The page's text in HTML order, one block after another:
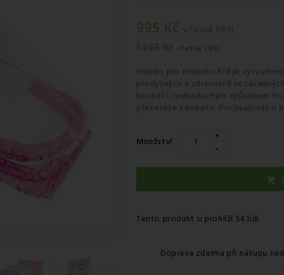
995 Kč včetně DPH
Hnízdo pro miminko Kid je
prodyšných a zdravotně
bezpečí. Jednoduchým způsobem ho
přenesete kamkoliv. Pochvalovat si
Množství +
-

Tento produkt si prohlíží 54 lidí
Doprava zdarma při nákupu